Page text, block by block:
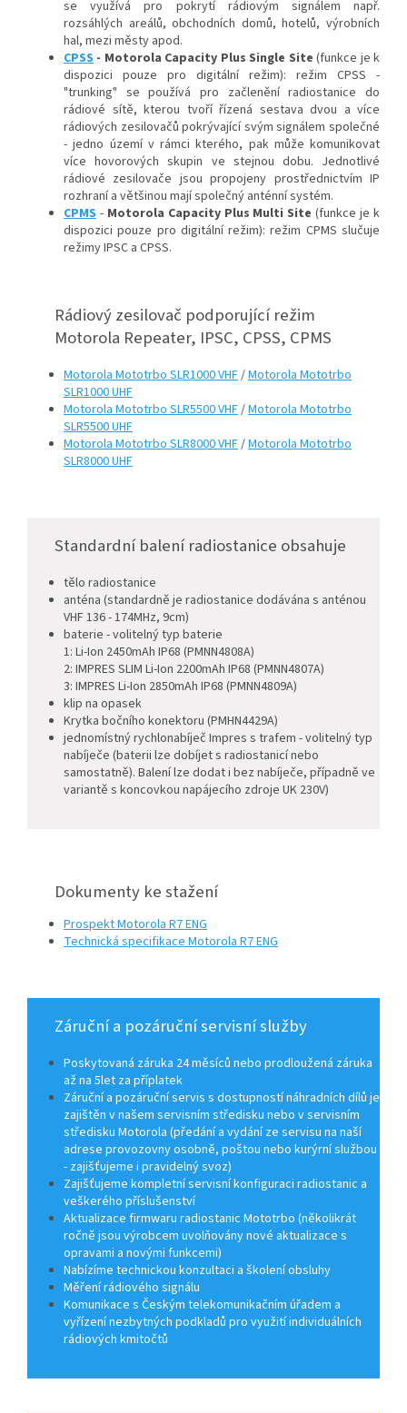
se využívá pro pokrytí rádiovým signálem např.
rozsáhlých areálů, obchodních domů, hotelů, výrobních
hal, mezi městy apod.
CPSS - Motorola Capacity Plus Single Site (funkce je k
dispozici pouze pro digitální režim): režim CPSS -
"trunking" se používá pro začlenění radiostanice do
rádiové sítě, kterou tvoří řízená sestava dvou a více
rádiových zesilovačů pokrývající svým signálem společné
- jedno území v rámci kterého, pak může komunikovat
více hovorových skupin ve stejnou dobu. Jednotlivé
rádiové zesilovače jsou propojeny prostřednictvím IP
rozhraní a většinou mají společný anténní systém.
CPMS - Motorola Capacity Plus Multi Site(funkce je k
dispozici pouze pro digitální režim): režim CPMS slučuje
režimy IPSC a CPSS.
Rádiový zesilovač podporující režim
Motorola Repeater, IPSC, CPSS, CPMS
Motorola Mototrbo SLR1000 VHF/Motorola Mototrbo
SLR1000 UHF
Motorola Mototrbo SLR5500 VHF/Motorola Mototrbo
SLR5500 UHF
Motorola Mototrbo SLR8000 VHF/Motorola Mototrbo
SLR8000 UHF
Standardní balení radiostanice obsahuje
tělo radiostanice
anténa (standardně je radiostanice dodávána s anténou
VHF 136 - 174MHz, 9cm)
baterie - volitelný typ baterie
1: Li-Ion 2450mAh IP68 (PMNN4808A)
2: IMPRES SLIM Li-Ion 2200mAh IP68 (PMNN4807A)
3: IMPRES Li-Ion 2850mAh IP68 (PMNN4809A)
klip na opasek
Krytka bočního konektoru (PMHN4429A)
jednomístný rychlonabíječ Impres s trafem - volitelný typ
nabíječe (baterii lze dobíjet s radiostanicí nebo
samostatně). Balení lze dodat i bez nabíječe, případně ve
variantě s koncovkou napájecího zdroje UK 230V)
Dokumenty ke stažení
Prospekt Motorola R7 ENG
Technická specifikace Motorola R7 ENG
Záruční a pozáruční servisní služby
Poskytovaná záruka 24 měsíců nebo prodloužená záruka
až na 5let za příplatek
Záruční a pozáruční servis s dostupností náhradních dílů je
zajištěn v našem servisním středisku nebo v servisním
středisku Motorola (předání a vydání ze servisu na naší
adrese provozovny osobně, poštou nebo kurýrní službou
- zajišťujeme i pravidelný svoz)
Zajišťujeme kompletní servisní konfiguraci radiostanic a
veškerého příslušenství
Aktualizace firmwaru radiostanic Mototrbo (několikrát
ročně jsou výrobcem uvolňovány nové aktualizace s
opravami a novými funkcemi)
Nabízíme technickou konzultaci a školení obsluhy
Měření rádiového signálu
Komunikace s Českým telekomunikačním úřadem a
vyřízení nezbytných podkladů pro využití individuálních
rádiových kmitočtů